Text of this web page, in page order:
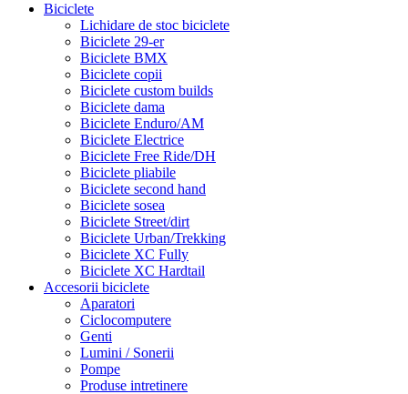
Biciclete
Lichidare de stoc biciclete
Biciclete 29-er
Biciclete BMX
Biciclete copii
Biciclete custom builds
Biciclete dama
Biciclete Enduro/AM
Biciclete Electrice
Biciclete Free Ride/DH
Biciclete pliabile
Biciclete second hand
Biciclete sosea
Biciclete Street/dirt
Biciclete Urban/Trekking
Biciclete XC Fully
Biciclete XC Hardtail
Accesorii biciclete
Aparatori
Ciclocomputere
Genti
Lumini / Sonerii
Pompe
Produse intretinere